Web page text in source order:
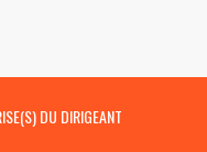
DU DIRIGEANT